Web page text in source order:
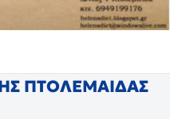
ΠΤΟΛΕΜΑΙΔΑΣ